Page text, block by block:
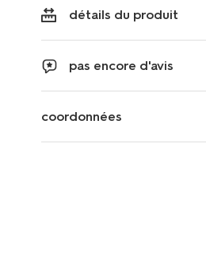
détails du produit
pas encore d'avis
coordonnées